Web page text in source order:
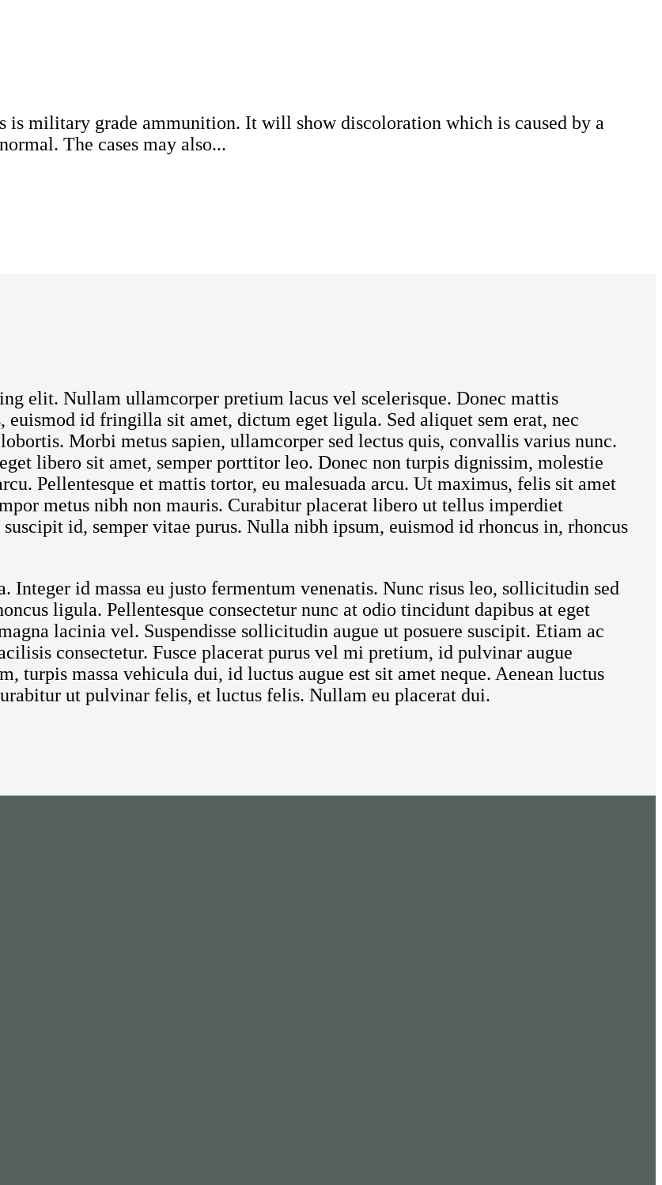
military grade ammunition. It will show discoloration which is caused by a
The cases may also...
elit. Nullam ullamcorper pretium lacus vel scelerisque. Donec mattis
id fringilla sit amet, dictum eget ligula. Sed aliquet sem erat, nec
Morbi metus sapien, ullamcorper sed lectus quis, convallis varius nunc.
libero sit amet, semper porttitor leo. Donec non turpis dignissim, molestie
Pellentesque et mattis tortor, eu malesuada arcu. Ut maximus, felis sit amet
metus nibh non mauris. Curabitur placerat libero ut tellus imperdiet
id, semper vitae purus. Nulla nibh ipsum, euismod id rhoncus in, rhoncus
Integer id massa eu justo fermentum venenatis. Nunc risus leo, sollicitudin sed
ligula. Pellentesque consectetur nunc at odio tincidunt dapibus at eget
lacinia vel. Suspendisse sollicitudin augue ut posuere suscipit. Etiam ac
consectetur. Fusce placerat purus vel mi pretium, id pulvinar augue
turpis massa vehicula dui, id luctus augue est sit amet neque. Aenean luctus
ut pulvinar felis, et luctus felis. Nullam eu placerat dui.